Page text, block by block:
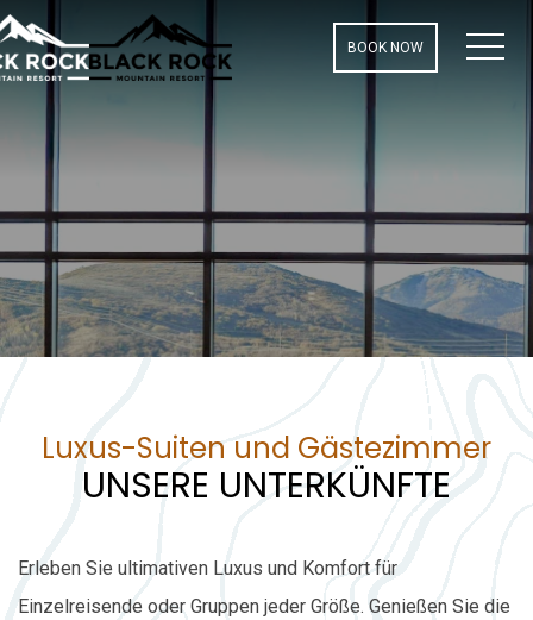
BOOK NOW MENU
Luxus-Suiten und Gästezimmer
UNSERE UNTERKÜNFTE
Erleben Sie ultimativen Luxus und Komfort für
Einzelreisende oder Gruppen jeder Größe. Genießen Sie die